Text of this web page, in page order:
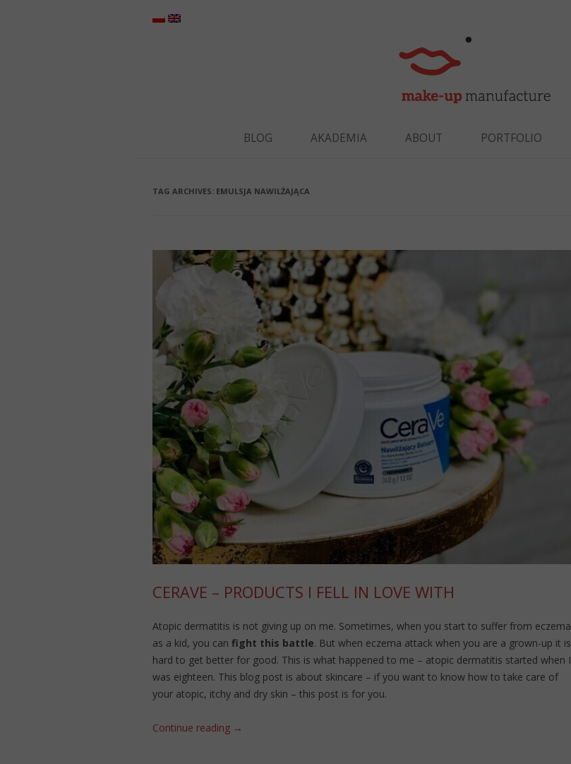
BLOG AKADEMIA ABOUT PORTFOLIO
TAG ARCHIVES: EMULSJA NAWILŻAJĄCA
CERAVE – PRODUCTS I FELL IN LOVE WITH
Atopic dermatitis is not giving up on me. Sometimes, when you start to suffer from eczema
as a kid, you can fight this battle. But when eczema attack when you are a grown-up it is
hard to get better for good. This is what happened to me – atopic dermatitis started when I
was eighteen. This blog post is about skincare – if you want to know how to take care of
your atopic, itchy and dry skin – this post is for you.
Continue reading →